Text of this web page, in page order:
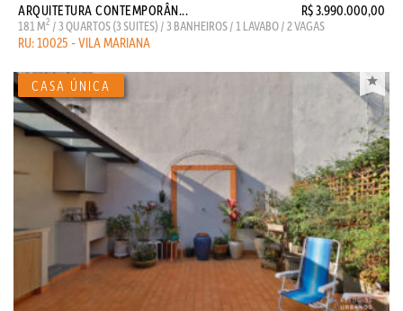
ARQUITETURA CONTEMPORÂN... R$ 3.990.000,00
181 M2 / 3 QUARTOS (3 SUITES) / 3 BANHEIROS / 1 LAVABO / 2 VAGAS
RU: 10025 - VILA MARIANA